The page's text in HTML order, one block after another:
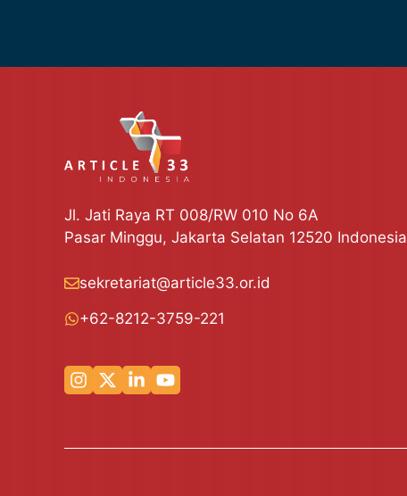
Jl. Jati Raya RT 008/RW 010 No 6A
Pasar Minggu, Jakarta Selatan 12520 Indonesia
sekretariat@article33.or.id
+62-8212-3759-221